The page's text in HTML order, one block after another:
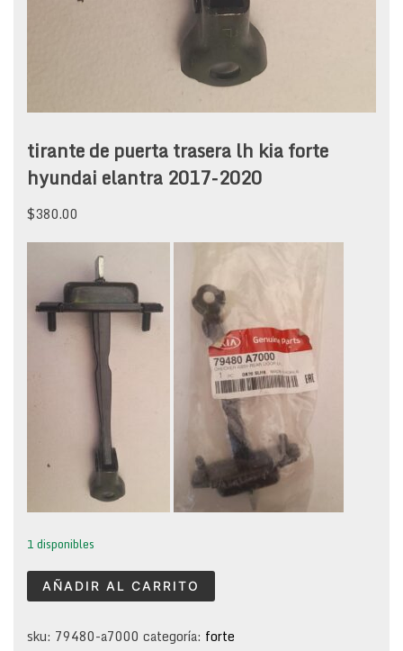
tirante de puerta trasera lh kia forte
hyundai elantra 2017-2020
$380.00
1 disponibles
tirante
de
trasera
AÑADIR AL CARRITO
sku: 79480-a7000 categoría: forte